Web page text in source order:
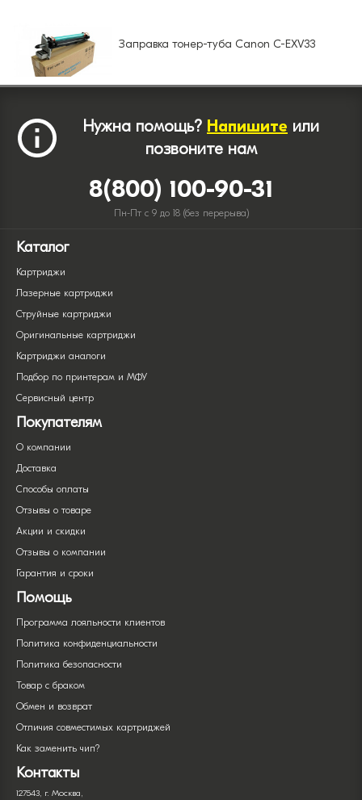
Заправка тонер-туба Canon C-EXV33
Нужна помощь? Напишите или
позвоните нам
8(800) 100-90-31
Пн-Пт с 9 до 18 (без перерыва)
Каталог
Картриджи
Лазерные картриджи
Струйные картриджи
Оригинальные картриджи
Картриджи аналоги
Подбор по принтерам и МФУ
Сервисный центр
Покупателям
О компании
Доставка
Способы оплаты
Отзывы о товаре
Акции и скидки
Отзывы о компании
Гарантия и сроки
Помощь
Программа лояльности клиентов
Политика конфиденциальности
Политика безопасности
Товар с браком
Обмен и возврат
Отличия совместимых картриджей
Как заменить чип?
Контакты
127543, г. Москва,